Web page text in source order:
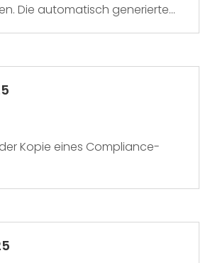
Die automatisch generierte...
Kopie eines Compliance-